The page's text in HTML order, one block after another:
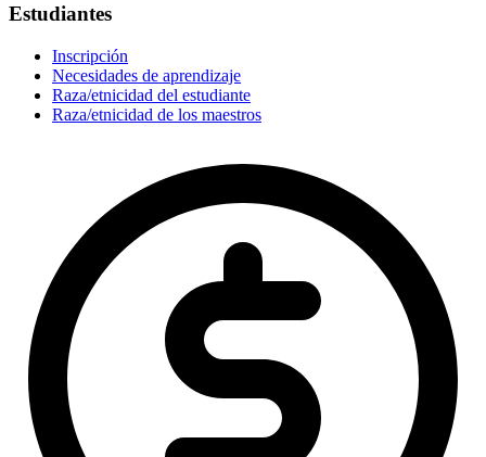
Estudiantes
Inscripción
Necesidades de aprendizaje
Raza/etnicidad del estudiante
Raza/etnicidad de los maestros